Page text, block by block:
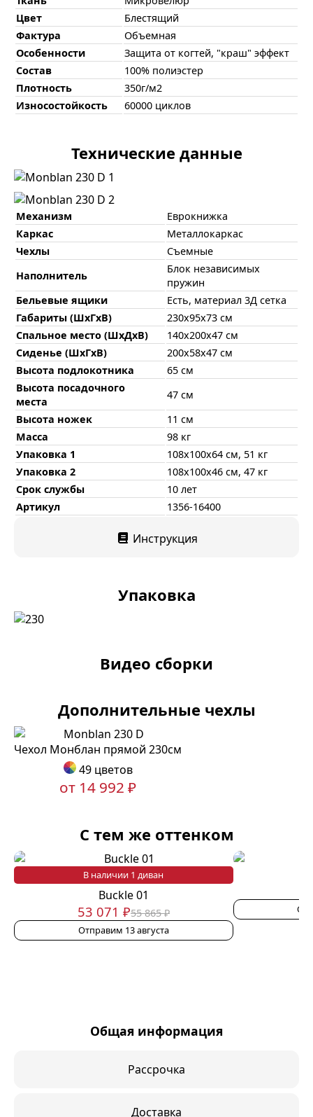
Цвет
Блестящий
Фактура
Объемная
Особенности
Защита от когтей, "краш" эффект
Состав
100% полиэстер
Плотность
350г/м2
Износостойкость
60000 циклов
Технические данные
Механизм
Еврокнижка
Каркас
Металлокаркас
Чехлы
Съемные
Наполнитель
Блок независимых
пружин
Бельевые ящики
Есть, материал 3Д сетка
Габариты (ШхГхВ)
230х95х73 см
Спальное место (ШхДхВ)
140х200х47 см
Сиденье (ШхГхВ)
200х58х47 см
Высота подлокотника
65 см
Высота посадочного
места
47 см
Высота ножек
11 см
Масса
98 кг
Упаковка 1
108х100х64 см, 51 кг
Упаковка 2
108х100х46 см, 47 кг
Срок службы
10 лет
Артикул
1356-16400
Инструкция
Упаковка
Видео сборки
Дополнительные чехлы
Чехол Монблан прямой 230см
49 цветов
от 14 992 ₽
С тем же оттенком
В наличии 1 диван
Buckle 01
53 071 ₽55 865 ₽
Отправим 13 августа
Общая информация
Рассрочка
Доставка